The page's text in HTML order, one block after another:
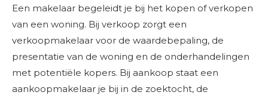
Een makelaar begeleidt je bij het kopen of verkopen
van een woning. Bij verkoop zorgt een
verkoopmakelaar voor de waardebepaling, de
presentatie van de woning en de onderhandelingen
met potentiële kopers. Bij aankoop staat een
aankoopmakelaar je bij in de zoektocht, de